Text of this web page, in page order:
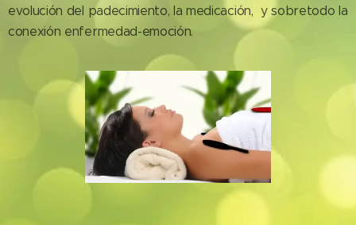
evolución del padecimiento, la medicación, y sobretodo la
conexión enfermedad-emoción.